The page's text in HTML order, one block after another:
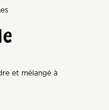
et mélangé à